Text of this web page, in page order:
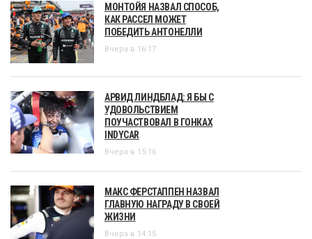
МОНТОЙЯ НАЗВАЛ СПОСОБ,
КАК РАССЕЛ МОЖЕТ
ПОБЕДИТЬ АНТОНЕЛЛИ
Вчера в 16:17
АРВИД ЛИНДБЛАД: Я БЫ С
УДОВОЛЬСТВИЕМ
ПОУЧАСТВОВАЛ В ГОНКАХ
INDYCAR
Вчера в 15:16
МАКС ФЕРСТАППЕН НАЗВАЛ
ГЛАВНУЮ НАГРАДУ В СВОЕЙ
ЖИЗНИ
Вчера в 14:15